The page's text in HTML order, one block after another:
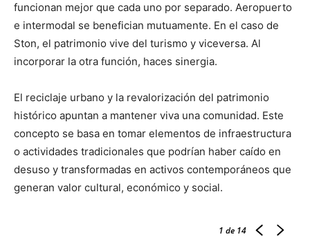
funcionan mejor que cada uno por separado. Aeropuerto
e intermodal se benefician mutuamente. En el caso de
Ston, el patrimonio vive del turismo y viceversa. Al
incorporar la otra función, haces sinergia.
El reciclaje urbano y la revalorización del patrimonio
histórico apuntan a mantener viva una comunidad. Este
concepto se basa en tomar elementos de infraestructura
o actividades tradicionales que podrían haber caído en
desuso y transformadas en activos contemporáneos que
generan valor cultural, económico y social.
1 de 14